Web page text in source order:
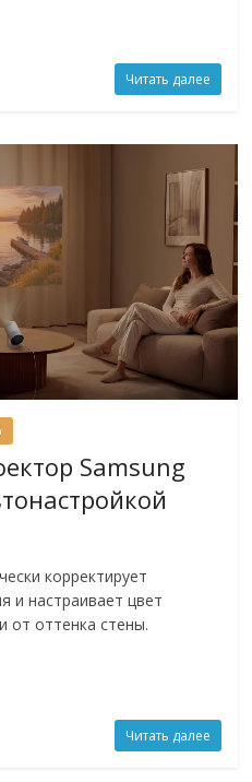
Читать далее
Samsung
корректирует
и настраивает цвет
от оттенка стены.
Читать далее